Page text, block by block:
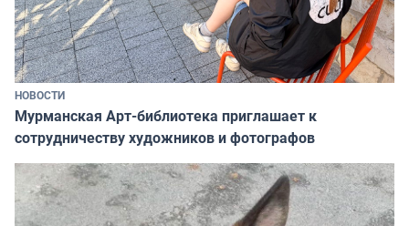
НОВОСТИ
Мурманская Арт-библиотека приглашает к
сотрудничеству художников и фотографов